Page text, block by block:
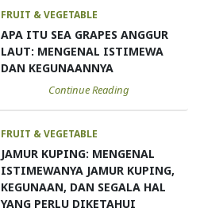
FRUIT & VEGETABLE
APA ITU SEA GRAPES ANGGUR
LAUT: MENGENAL ISTIMEWA
DAN KEGUNAANNYA
Continue Reading
FRUIT & VEGETABLE
JAMUR KUPING: MENGENAL
ISTIMEWANYA JAMUR KUPING,
KEGUNAAN, DAN SEGALA HAL
YANG PERLU DIKETAHUI